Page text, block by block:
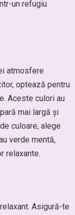
un refugiu
atmosfere
optează pentru
Aceste culori au
mai largă și
culoare, alege
verde mentă,
relaxante.
Asigură-te